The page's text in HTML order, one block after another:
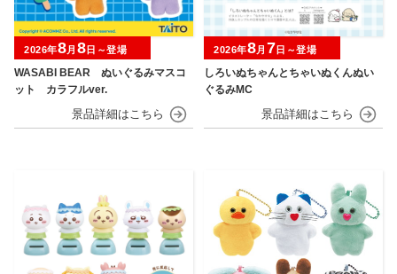
WASABI BEAR ぬいぐるみマスコ
ット カラフルver.
2026年8月 8日～登場
しろいぬちゃんとちゃいぬくんぬい
ぐるみMC
2026年8月 7日～登場